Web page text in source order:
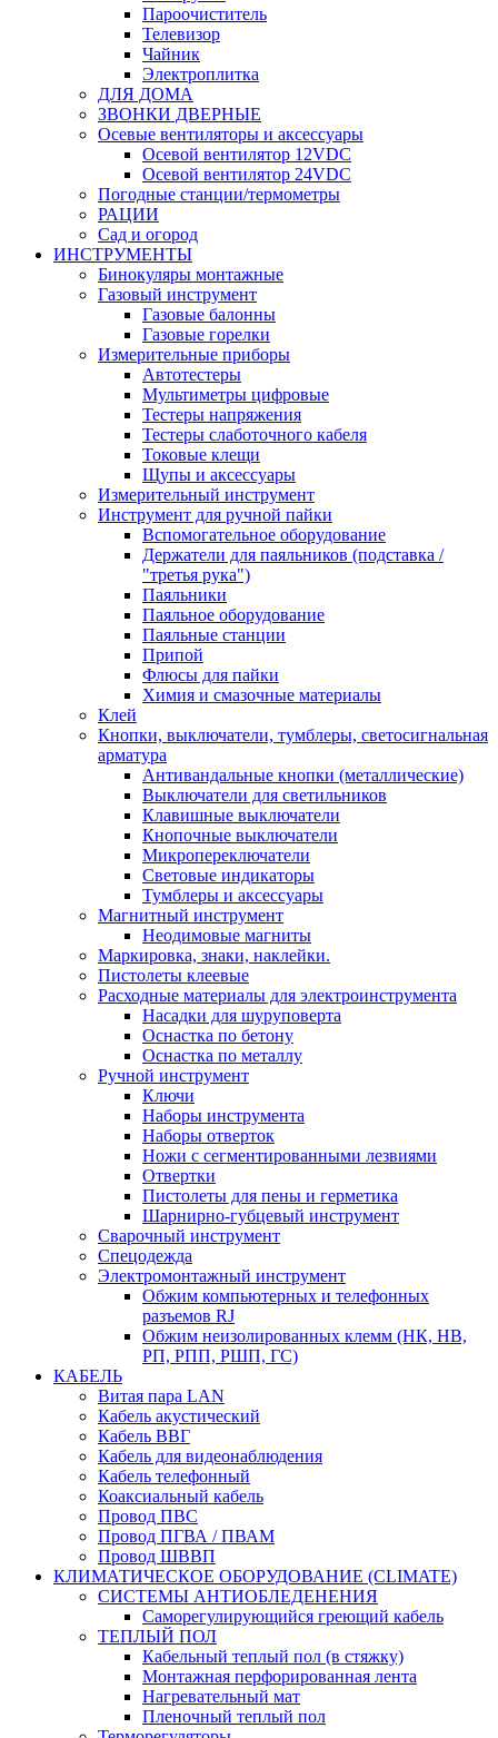
Пароочиститель
Телевизор
Чайник
Электроплитка
ДЛЯ ДОМА
ЗВОНКИ ДВЕРНЫЕ
Осевые вентиляторы и аксессуары
Осевой вентилятор 12VDC
Осевой вентилятор 24VDC
Погодные станции/термометры
РАЦИИ
Сад и огород
ИНСТРУМЕНТЫ
Бинокуляры монтажные
Газовый инструмент
Газовые балонны
Газовые горелки
Измерительные приборы
Автотестеры
Мультиметры цифровые
Тестеры напряжения
Тестеры слаботочного кабеля
Токовые клещи
Щупы и аксессуары
Измерительный инструмент
Инструмент для ручной пайки
Вспомогательное оборудование
Держатели для паяльников (подставка /
"третья рука")
Паяльники
Паяльное оборудование
Паяльные станции
Припой
Флюсы для пайки
Химия и смазочные материалы
Клей
Кнопки, выключатели, тумблеры, светосигнальная
арматура
Антивандальные кнопки (металлические)
Выключатели для светильников
Клавишные выключатели
Кнопочные выключатели
Микропереключатели
Световые индикаторы
Тумблеры и аксессуары
Магнитный инструмент
Неодимовые магниты
Маркировка, знаки, наклейки.
Пистолеты клеевые
Расходные материалы для электроинструмента
Насадки для шуруповерта
Оснастка по бетону
Оснастка по металлу
Ручной инструмент
Ключи
Наборы инструмента
Наборы отверток
Ножи с сегментированными лезвиями
Отвертки
Пистолеты для пены и герметика
Шарнирно-губцевый инструмент
Сварочный инструмент
Спецодежда
Электромонтажный инструмент
Обжим компьютерных и телефонных
разъемов RJ
Обжим неизолированных клемм (НК, НВ,
РП, РПП, РШП, ГС)
КАБЕЛЬ
Витая пара LAN
Кабель акустический
Кабель ВВГ
Кабель для видеонаблюдения
Кабель телефонный
Коаксиальный кабель
Провод ПВС
Провод ПГВА / ПВАМ
Провод ШВВП
КЛИМАТИЧЕСКОЕ ОБОРУДОВАНИЕ (CLIMATE)
СИСТЕМЫ АНТИОБЛЕДЕНЕНИЯ
Саморегулирующийся греющий кабель
ТЕПЛЫЙ ПОЛ
Кабельный теплый пол (в стяжку)
Монтажная перфорированная лента
Нагревательный мат
Пленочный теплый пол